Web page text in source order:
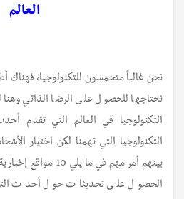
العالم
نحن غالباً متحمسون للتكنولوجيا، فهناك
نحتاجها للحصول على الرضا الذاتي
التكنولوجيا في العالم التي تقدم
التكنولوجيا التي تهمنا لكن اختيار
الحصول على تحديثات حول أحدث